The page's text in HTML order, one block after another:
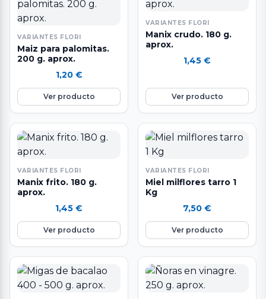
VARIANTES FLORI
Maiz para palomitas.
200 g. aprox.
1,20 €
Ver producto
VARIANTES FLORI
Manix crudo. 180 g.
aprox.
1,45 €
Ver producto
VARIANTES FLORI
Manix frito. 180 g.
aprox.
1,45 €
Ver producto
VARIANTES FLORI
Miel milflores tarro 1
Kg
7,50 €
Ver producto